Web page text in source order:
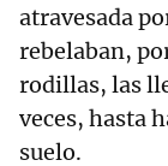
atravesada
rebelaban,
rodillas, las
veces, hasta
suelo.